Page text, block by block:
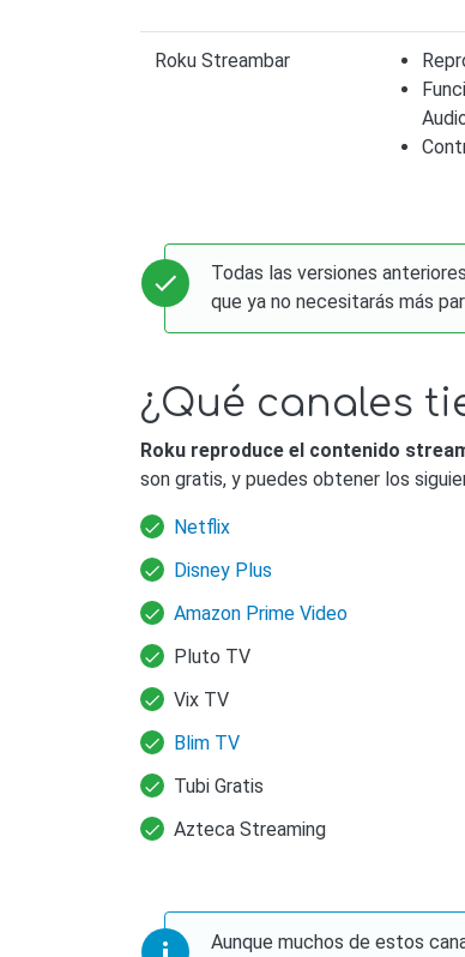
Roku Streambar
Todas las versiones
que ya no necesitarás más
¿Qué canales
Roku reproduce el contenido
son gratis, y puedes obtener los
Netflix
Disney Plus
Amazon Prime Video
Pluto TV
Vix TV
Blim TV
Tubi Gratis
Azteca Streaming
Aunque muchos de estos